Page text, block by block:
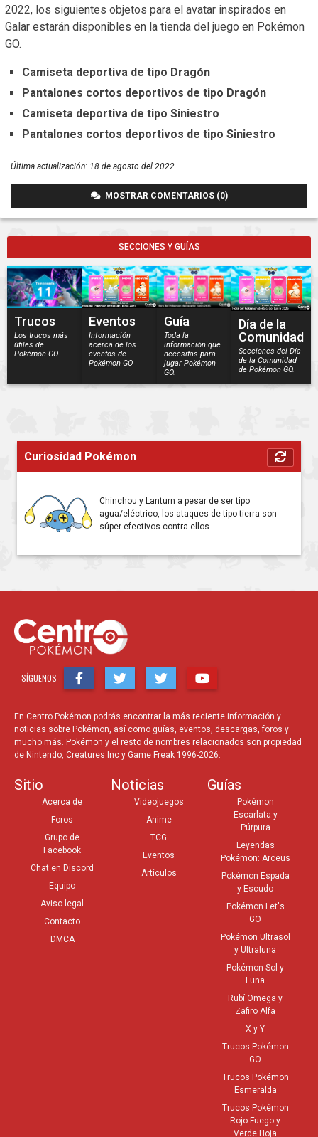
2022, los siguientes objetos para el avatar inspirados en
Galar estarán disponibles en la tienda del juego en Pokémon
GO.
Camiseta deportiva de tipo Dragón
Pantalones cortos deportivos de tipo Dragón
Camiseta deportiva de tipo Siniestro
Pantalones cortos deportivos de tipo Siniestro
Última actualización: 18 de agosto del 2022
MOSTRAR COMENTARIOS (0)
SECCIONES Y GUÍAS
Trucos
Los trucos más
útiles de
Pokémon GO.
Eventos
Información
acerca de los
eventos de
Pokémon GO
Guía
Toda la
información que
necesitas para
jugar Pokémon
GO.
Día de la
Comunidad
Secciones del Día
de la Comunidad
de Pokémon GO.
Curiosidad Pokémon
Chinchou y Lanturn a pesar de ser tipo
agua/eléctrico, los ataques de tipo tierra son
súper efectivos contra ellos.
SÍGUENOS
En Centro Pokémon podrás encontrar la más reciente información y
noticias sobre Pokémon, así como guías, eventos, descargas, foros y
mucho más. Pokémon y el resto de nombres relacionados son propiedad
de Nintendo, Creatures Inc y Game Freak 1996-2026.
Sitio
Acerca de
Foros
Grupo de
Facebook
Chat en Discord
Equipo
Aviso legal
Contacto
DMCA
Noticias
Videojuegos
Anime
TCG
Eventos
Artículos
Guías
Pokémon
Escarlata y
Púrpura
Leyendas
Pokémon: Arceus
Pokémon Espada
y Escudo
Pokémon Let's
GO
Pokémon Ultrasol
y Ultraluna
Pokémon Sol y
Luna
Rubí Omega y
Zafiro Alfa
X y Y
Trucos Pokémon
GO
Trucos Pokémon
Esmeralda
Trucos Pokémon
Rojo Fuego y
Verde Hoja